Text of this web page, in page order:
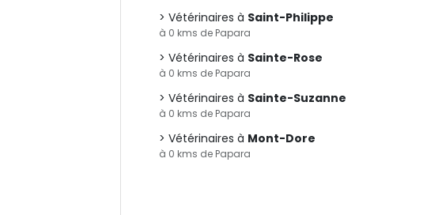
Vétérinaires à Saint-Philippe
à 0 kms de Papara
Vétérinaires à Sainte-Rose
à 0 kms de Papara
Vétérinaires à Sainte-Suzanne
à 0 kms de Papara
Vétérinaires à Mont-Dore
à 0 kms de Papara